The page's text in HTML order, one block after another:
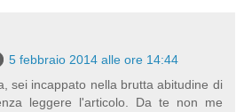
5 febbraio 2014 alle ore 14:44
sei incappato nella brutta abitudine di
leggere l'articolo. Da te non me